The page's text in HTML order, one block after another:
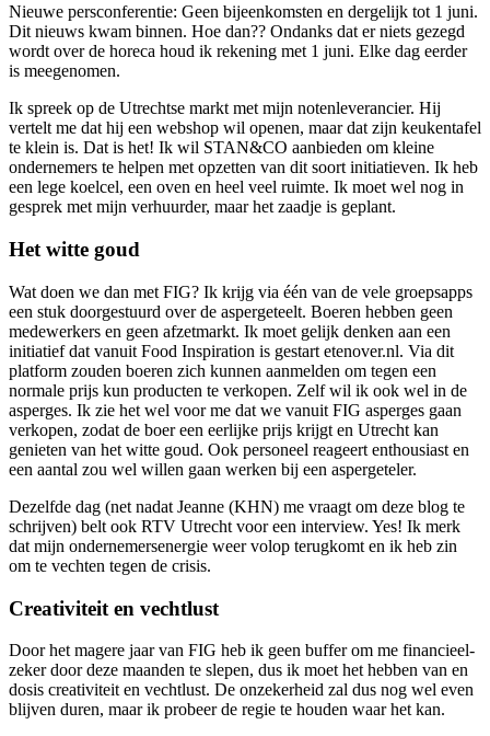
Nieuwe persconferentie: Geen bijeenkomsten en dergelijk tot 1 juni.
Dit nieuws kwam binnen. Hoe dan?? Ondanks dat er niets gezegd
wordt over de horeca houd ik rekening met 1 juni. Elke dag eerder
is meegenomen.
Ik spreek op de Utrechtse markt met mijn notenleverancier. Hij
vertelt me dat hij een webshop wil openen, maar dat zijn keukentafel
te klein is. Dat is het! Ik wil STAN&CO aanbieden om kleine
ondernemers te helpen met opzetten van dit soort initiatieven. Ik heb
een lege koelcel, een oven en heel veel ruimte. Ik moet wel nog in
gesprek met mijn verhuurder, maar het zaadje is geplant.
Het witte goud
Wat doen we dan met FIG? Ik krijg via één van de vele groepsapps
een stuk doorgestuurd over de aspergeteelt. Boeren hebben geen
medewerkers en geen afzetmarkt. Ik moet gelijk denken aan een
initiatief dat vanuit Food Inspiration is gestart etenover.nl. Via dit
platform zouden boeren zich kunnen aanmelden om tegen een
normale prijs kun producten te verkopen. Zelf wil ik ook wel in de
asperges. Ik zie het wel voor me dat we vanuit FIG asperges gaan
verkopen, zodat de boer een eerlijke prijs krijgt en Utrecht kan
genieten van het witte goud. Ook personeel reageert enthousiast en
een aantal zou wel willen gaan werken bij een aspergeteler.
Dezelfde dag (net nadat Jeanne (KHN) me vraagt om deze blog te
schrijven) belt ook RTV Utrecht voor een interview. Yes! Ik merk
dat mijn ondernemersenergie weer volop terugkomt en ik heb zin
om te vechten tegen de crisis.
Creativiteit en vechtlust
Door het magere jaar van FIG heb ik geen buffer om me financieel-
zeker door deze maanden te slepen, dus ik moet het hebben van en
dosis creativiteit en vechtlust. De onzekerheid zal dus nog wel even
blijven duren, maar ik probeer de regie te houden waar het kan.